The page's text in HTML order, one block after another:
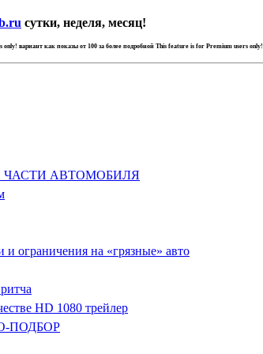
сутки, неделя, месяц!
only! вариант как показы от 100 за более подробной This feature is for Premium users only!
АВТОМОБИЛЯ
ограничения на «грязные» авто
HD 1080 трейлер
ПОДБОР